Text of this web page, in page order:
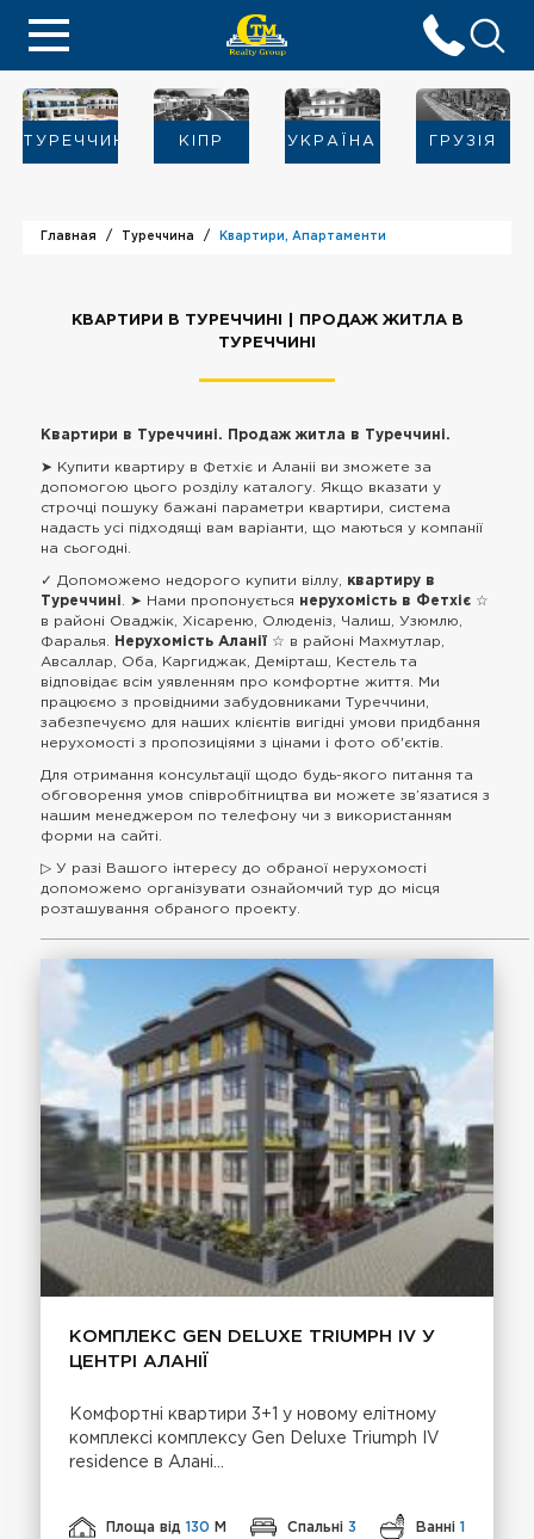
ТУРЕЧЧИНА KIПР УКРАЇНА ГРУЗІЯ
Главная Туреччина Квартири, Апартаменти
КВАРТИРИ В ТУРЕЧЧИНІ | ПРОДАЖ ЖИТЛА В
ТУРЕЧЧИНІ
Квартири в Туреччині. Продаж житла в Туреччині.
➤ Купити квартиру в Фетхіє и Аланіі ви зможете за
допомогою цього розділу каталогу. Якщо вказати у
строчці пошуку бажані параметри квартири, система
надасть усі підходящі вам варіанти, що маються у компанії
на сьогодні.
✓ Допоможемо недорого купити віллу, квартиру в
Туреччині
. ➤ Нами пропонується нерухомість в Фетхіє ☆
в районі Оваджік, Хісареню, Олюденіз, Чалиш, Узюмлю,
Фаралья.
Нерухомість Аланії ☆ в районі Махмутлар,
Авсаллар, Оба, Каргиджак, Демірташ, Кестель та
відповідає всім уявленням про комфортне життя. Ми
працюємо з провідними забудовниками Туреччини,
забезпечуємо для наших клієнтів вигідні умови придбання
нерухомості з пропозиціями з цінами і фото об'єктів.
Для отримання консультації щодо будь-якого питання та
обговорення умов співробітництва ви можете зв’язатися з
нашим менеджером по телефону чи з використанням
форми на сайті.
▷ У разі Вашого інтересу до обраної нерухомості
допоможемо організувати ознайомчий тур до місця
розташування обраного проекту.
КОМПЛЕКС GEN DELUXE TRIUMPH IV У
ЦЕНТРІ АЛАНІЇ
Комфортні квартири 3+1 у новому елітному
комплексі комплексу Gen Deluxe Triumph IV
residence в Алані...
Площа від130 М Спальні 3 Ванні 1